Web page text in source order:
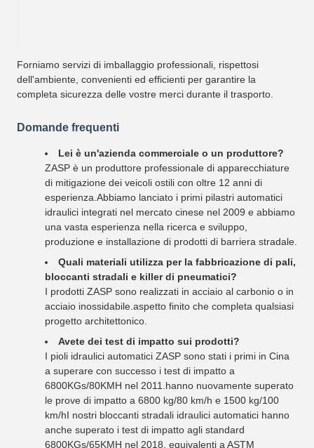
Forniamo servizi di imballaggio professionali, rispettosi
dell'ambiente, convenienti ed efficienti per garantire la
completa sicurezza delle vostre merci durante il trasporto.
Domande frequenti
Lei è un'azienda commerciale o un produttore?
ZASP è un produttore professionale di apparecchiature
esperienza.Abbiamo lanciato i primi pilastri automatici
idraulici integrati nel mercato cinese nel 2009 e abbiamo
una vasta esperienza nella ricerca e sviluppo,
produzione e installazione di prodotti di barriera stradale.
bloccanti stradali e killer di pneumatici?
I prodotti ZASP sono realizzati in acciaio al carbonio o in
acciaio inossidabile.aspetto finito che completa qualsiasi
progetto architettonico.
Avete dei test di impatto sui prodotti?
I pioli idraulici automatici ZASP sono stati i primi in Cina
a superare con successo i test di impatto a